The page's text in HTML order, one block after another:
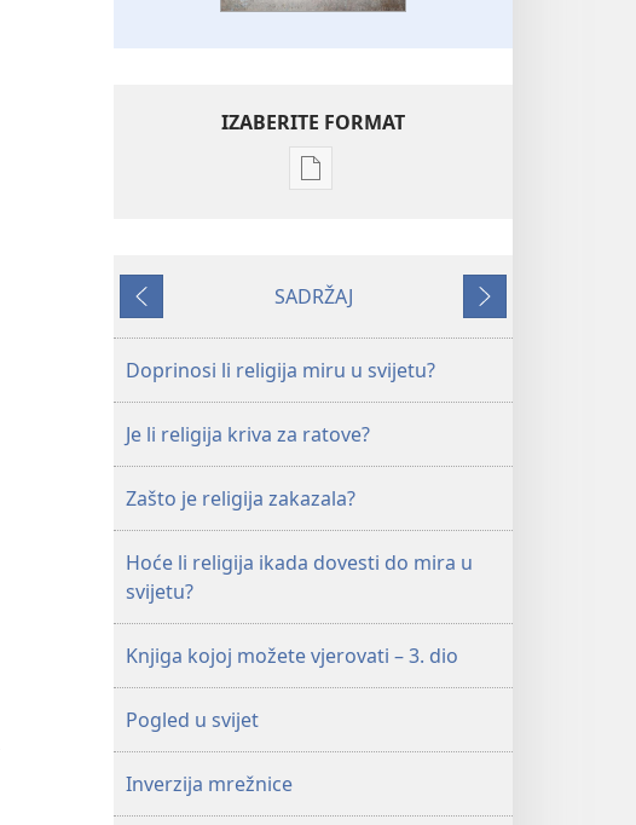
IZABERITE FORMAT
Postavke
PROBUDITE
siječanj 2011.
Prethodno
SADRŽAJ
Sljedeće
Doprinosi li religija miru u svijetu?
Je li religija kriva za ratove?
Zašto je religija zakazala?
Hoće li religija ikada dovesti do mira u
svijetu?
Knjiga kojoj možete vjerovati – 3. dio
Pogled u svijet
Inverzija mrežnice